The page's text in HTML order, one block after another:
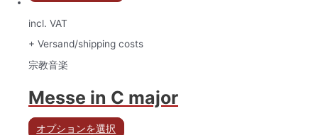
incl. VAT
+ Versand/shipping costs
宗教音楽
Messe in C major
オプションを選択